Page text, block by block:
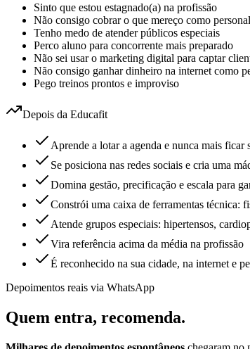
Sinto que estou estagnado(a) na profissão
Não consigo cobrar o que mereço como personal
Tenho medo de atender públicos especiais
Perco aluno para concorrente mais preparado
Não sei usar o marketing digital para captar
Não consigo ganhar dinheiro na internet como
Pego treinos prontos e improviso
Depois da Educafit
Aprende a lotar a agenda e nunca mais ficar
Se posiciona nas redes sociais e cria uma
Domina gestão, precificação e escala para
Constrói uma caixa de ferramentas técnica:
Atende grupos especiais: hipertensos,
Vira referência acima da média na profissão
É reconhecido na sua cidade, na internet e
Depoimentos reais via WhatsApp
Quem entra, recomenda.